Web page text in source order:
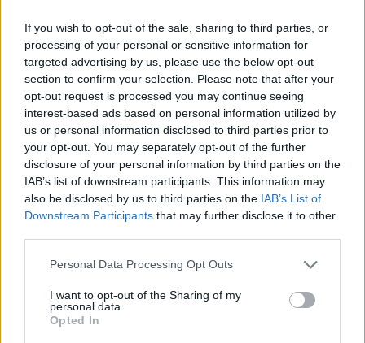
If you wish to opt-out of the sale, sharing to third parties, or
processing of your personal or sensitive information for
targeted advertising by us, please use the below opt-out
section to confirm your selection. Please note that after your
opt-out request is processed you may continue seeing
interest-based ads based on personal information utilized by
us or personal information disclosed to third parties prior to
your opt-out. You may separately opt-out of the further
disclosure of your personal information by third parties on the
IAB’s list of downstream participants. This information may
also be disclosed by us to third parties on the IAB’s List of
Downstream Participants that may further disclose it to other
Personal Data Processing Opt Outs
I want to opt-out of the Sharing of my
personal data.
Opted In
από την Ελλάδα και τον κόσμο στο
Σχολιάστε
... σχόλια| Κάνε click για να σχολιάσεις